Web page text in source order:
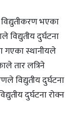
विद्युतीकरण भएका
विद्युतीय दुर्घटना
गएका स्थानीयले
तार लत्रिने
विद्युतीय दुर्घटना
दुर्घटना रोक्न